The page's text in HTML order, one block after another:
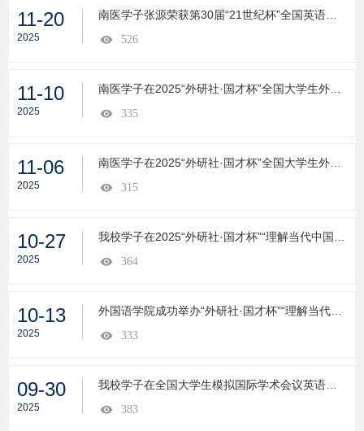
11-20
2025 526
11-10
2025 335
11-06
2025 315
10-27
2025 364
10-13
2025 333
09-30
2025 383